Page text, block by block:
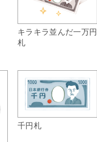
キラキラ並んだ一万円
札
千円札